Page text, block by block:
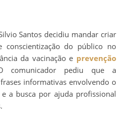
conscientização do público no
da vacinação e prevenção
comunicador pediu que a
informativas envolvendo o
a busca por ajuda profissional